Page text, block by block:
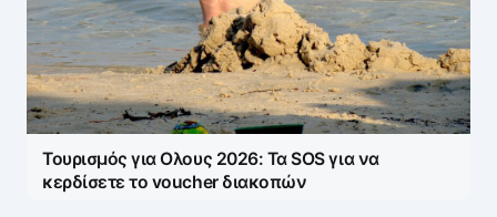
Τουρισμός για Ολους 2026: Τα SOS για να
κερδίσετε το voucher διακοπών